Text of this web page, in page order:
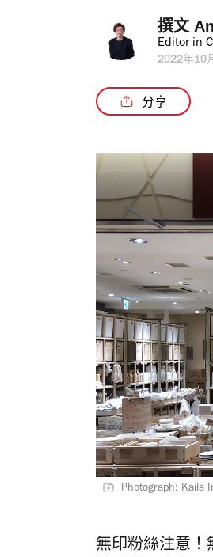
撰文
Editor in
2022年10
分享
Photograph: Kaila
無印粉絲注意！